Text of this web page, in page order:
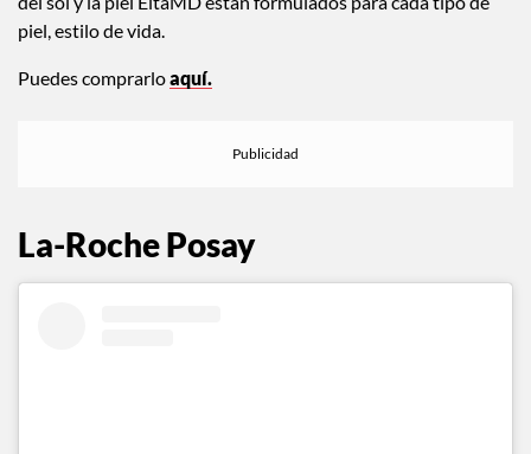
piel, estilo de vida.
Puedes comprarloaquí.
La-Roche Posay